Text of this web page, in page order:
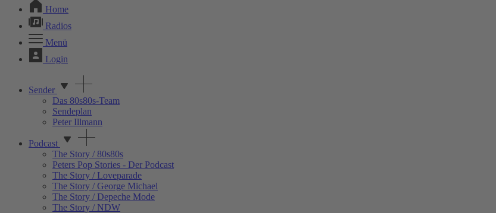
Home
Radios
Menü
Login
Sender
Das 80s80s-Team
Sendeplan
Peter Illmann
Podcast
The Story / 80s80s
Peters Pop Stories - Der Podcast
The Story / Loveparade
The Story / George Michael
The Story / Depeche Mode
The Story / NDW